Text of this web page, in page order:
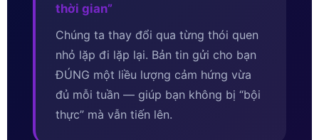
thời gian”
Chúng ta thay đổi qua từng thói quen
nhỏ lặp đi lặp lại. Bản tin gửi cho bạn
ĐÚNG một liều lượng cảm hứng vừa
đủ mỗi tuần — giúp bạn không bị “bội
thực” mà vẫn tiến lên.